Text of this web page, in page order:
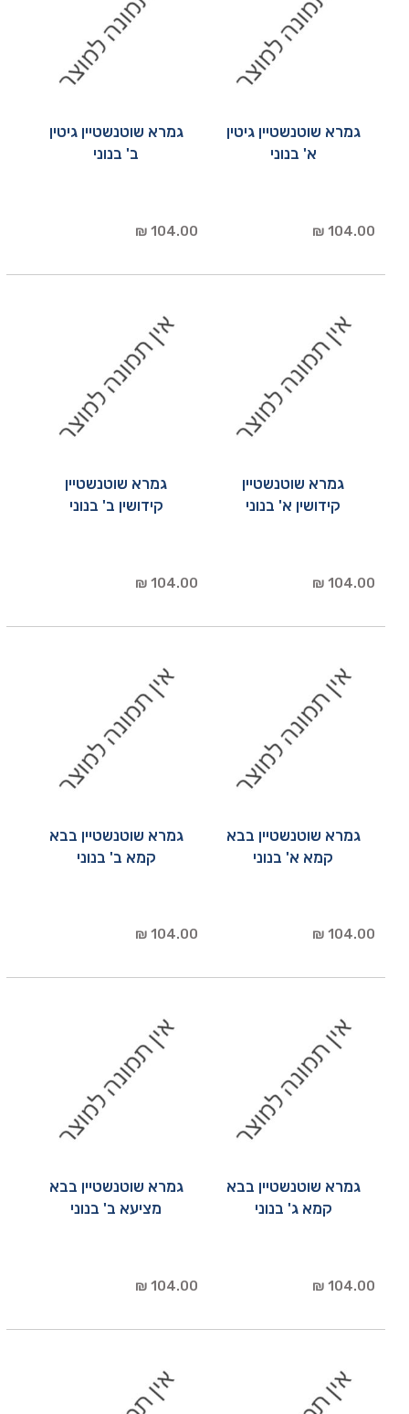
גמרא שוטנשטיין גיטין
א' בנוני
104.00 ₪
גמרא שוטנשטיין גיטין
ב' בנוני
104.00 ₪
גמרא שוטנשטיין
קידושין א' בנוני
104.00 ₪
גמרא שוטנשטיין
קידושין ב' בנוני
104.00 ₪
גמרא שוטנשטיין בבא
קמא א' בנוני
104.00 ₪
גמרא שוטנשטיין בבא
קמא ב' בנוני
104.00 ₪
גמרא שוטנשטיין בבא
קמא ג' בנוני
104.00 ₪
גמרא שוטנשטיין בבא
מציעא ב' בנוני
104.00 ₪